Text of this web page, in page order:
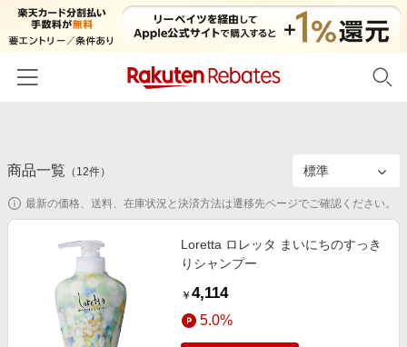
カテゴリー一覧
百貨店・総合ECモール
ファッション・インナー・小物
食品・スイーツ・お酒
日用品・キッチン用品
コスメ・健康・医薬品
イベント一覧
リーベイツ注目ストア
初回購入者限定特典
対象ストア新規限定特典
新着ストアのご紹介
ヘルプ
友達紹介
楽天IDでログイン/会員登録
商品一覧 （ 12件）
最新の価格、送料、在庫状況と決済方法は遷移先ページでご確認ください。
Loretta ロレッタ まいにちのすっき
りシャンプー
￥ 4,114
5.0%